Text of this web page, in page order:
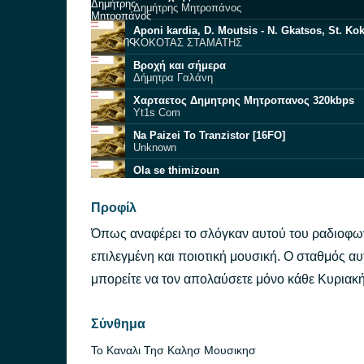
Δημήτρης Μητροπάνος
Aponi kardia, D. Moutsis - N. Gkatsos, St.
ΚΟΚΟΤΑΣ ΣΤΑΜΑΤΗΣ
Βροχή και σήμερα
Δήμητρα Γαλάνη
Χαρταετος Δημητρης Μητροπανος 320kbps
Yt1s Com
Na Paizei To Tranzistor [16FO]
Unknown
Ola se thimizoun
ΣΤΡΑΤΟΣ ΔΙΟΝΥΣΙΟΥ ΛΙΤΣΑ ΔΙΑΜΑΝΤΗ
Agapiomastan [wJt]
Rena Koymiwth
Το Άγαλμα
Γιάννης Πουλόπουλος
Βίκυ Μοσχολιού
Προφίλ
Όπως αναφέρει το σλόγκαν αυτού του
επιλεγμένη και ποιοτική μουσική. Ο σταθμός
μπορείτε να τον απολαύσετε μόνο κάθε
Σύνθημα
Το Καναλι Τησ Καλησ Μουσικησ